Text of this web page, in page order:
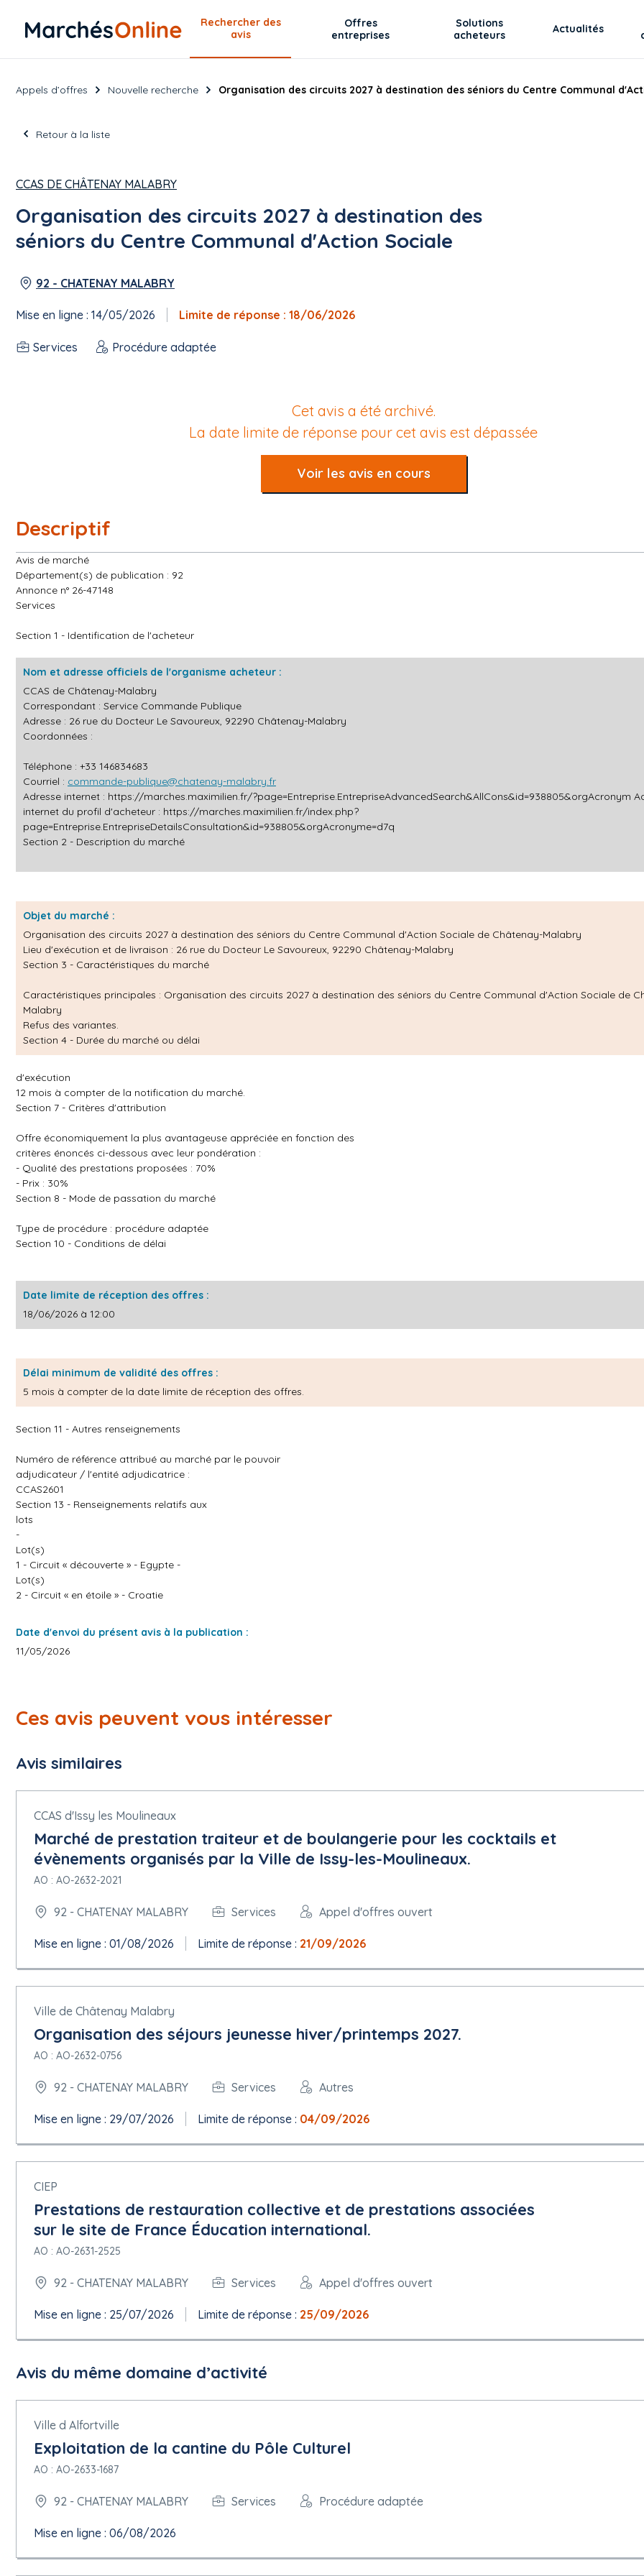
Rechercher des
avis
Offres
entreprises
Solutions
acheteurs
Actualités
Appels d’offres Nouvelle recherche Organisation des circuits 2027 à destination des séniors du Centre Communal
Retour à la liste
CCAS DE CHÂTENAY MALABRY
Organisation des circuits 2027 à destination des
séniors du Centre Communal d'Action Sociale
92 - CHATENAY MALABRY
Mise en ligne : 14/05/2026 Limite de réponse : 18/06/2026
Services Procédure adaptée
Cet avis a été archivé.
La date limite de réponse pour cet avis est dépassée
Voir les avis en cours
Descriptif
Avis de marché
Département(s) de publication : 92
Annonce n° 26-47148
Services
Section 1 - Identification de l'acheteur
Nom et adresse officiels de l'organisme acheteur :
CCAS de Châtenay-Malabry
Correspondant : Service Commande Publique
Adresse : 26 rue du Docteur Le Savoureux, 92290 Châtenay-Malabry
Coordonnées :
Téléphone : +33 146834683
Courriel : commande-publique@chatenay-malabry.fr
Adresse internet : https://marches.maximilien.fr/?page=Entreprise.EntrepriseAdvancedSearch&AllCons&id=938805&orgAcronym
internet du profil d'acheteur : https://marches.maximilien.fr/index.php?
page=Entreprise.EntrepriseDetailsConsultation&id=938805&orgAcronyme=d7q
Section 2 - Description du marché
Objet du marché :
Organisation des circuits 2027 à destination des séniors du Centre Communal d'Action Sociale de Châtenay-Malabry
Lieu d'exécution et de livraison : 26 rue du Docteur Le Savoureux, 92290 Châtenay-Malabry
Section 3 - Caractéristiques du marché
Caractéristiques principales : Organisation des circuits 2027 à destination des séniors du Centre Communal d'Action Sociale de
Malabry
Refus des variantes.
Section 4 - Durée du marché ou délai
d'exécution
12 mois à compter de la notification du marché.
Section 7 - Critères d'attribution
Offre économiquement la plus avantageuse appréciée en fonction des
critères énoncés ci-dessous avec leur pondération :
- Qualité des prestations proposées : 70%
- Prix : 30%
Section 8 - Mode de passation du marché
Type de procédure : procédure adaptée
Section 10 - Conditions de délai
Date limite de réception des offres :
18/06/2026 à 12:00
Délai minimum de validité des offres :
5 mois à compter de la date limite de réception des offres.
Section 11 - Autres renseignements
Numéro de référence attribué au marché par le pouvoir
adjudicateur / l'entité adjudicatrice :
CCAS2601
Section 13 - Renseignements relatifs aux
lots
-
Lot(s)
1 - Circuit « découverte » - Egypte -
Lot(s)
2 - Circuit « en étoile » - Croatie
Date d'envoi du présent avis à la publication :
11/05/2026
Ces avis peuvent vous intéresser
Avis similaires
CCAS d'Issy les Moulineaux
Marché de prestation traiteur et de boulangerie pour les cocktails et
évènements organisés par la Ville de Issy-les-Moulineaux.
AO : AO-2632-2021
92 - CHATENAY MALABRY Services Appel d'offres ouvert
Mise en ligne : 01/08/2026 Limite de réponse : 21/09/2026
Ville de Châtenay Malabry
Organisation des séjours jeunesse hiver/printemps 2027.
AO : AO-2632-0756
92 - CHATENAY MALABRY Services Autres
Mise en ligne : 29/07/2026 Limite de réponse : 04/09/2026
CIEP
Prestations de restauration collective et de prestations associées
sur le site de France Éducation international.
AO : AO-2631-2525
92 - CHATENAY MALABRY Services Appel d'offres ouvert
Mise en ligne : 25/07/2026 Limite de réponse : 25/09/2026
Avis du même domaine d’activité
Ville d Alfortville
Exploitation de la cantine du Pôle Culturel
AO : AO-2633-1687
92 - CHATENAY MALABRY Services Procédure adaptée
Mise en ligne : 06/08/2026